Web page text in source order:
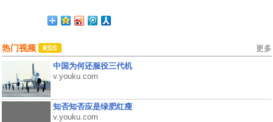
热门视频 更多
中国为何还服役三代机
v.youku.com
知否知否应是绿肥红瘦
v.youku.com